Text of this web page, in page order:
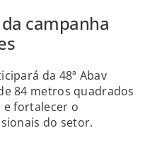
campanha
da 48ª Abav
84 metros quadrados
e fortalecer o
do setor.